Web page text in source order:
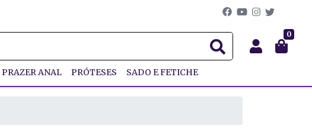
0
PRAZER ANAL PRÓTESES SADO E FETICHE